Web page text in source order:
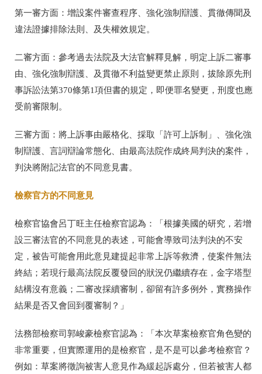
第一審方面：增設案件審查程序、強化強制辯護、貫徹傳聞及
違法證據排除法則、及失權效規定。
二審方面：參考過去法院及大法官解釋見解，明定上訴二審事
由、強化強制辯護、及貫徹不利益變更禁止原則，拔除原先刑
事訴訟法第370條第1項但書的規定，即便罪名變更，刑度也應
受前審限制。
三審方面：將上訴事由嚴格化、採取「許可上訴制」、強化強
制辯護、言詞辯論常態化、由最高法院作成終局判決的案件，
判決將附記法官的不同意見書。
檢察官方的不同意見
檢察官協會呂丁旺主任檢察官認為：「根據美國的研究，若增
設三審法官的不同意見的表述，可能會導致司法判決的不安
定，被告可能會用此意見建提起非常上訴等救濟，使案件無法
終結；若現行最高法院反覆發回的狀況仍繼續存在，金字塔型
結構沒有意義；二審改採續審制，卻留有許多例外，實務操作
結果是否又會回到覆審制？」
法務部檢察司郭峻豪檢察官認為：「本次草案檢察官角色變的
非常重要，但實際運用的是檢察官，是不是可以參考檢察官？
例如：草案將徵詢被害人意見作為緩起訴處分，但若被害人都